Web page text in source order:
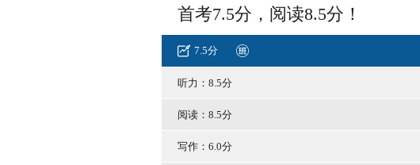
首考7.5分，阅读8.5分！
7.5分
听力：8.5分
阅读：8.5分
写作：6.0分
托福培训课 沈阳SAT一对一